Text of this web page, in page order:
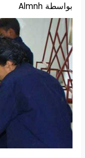
بواسطة Almnh